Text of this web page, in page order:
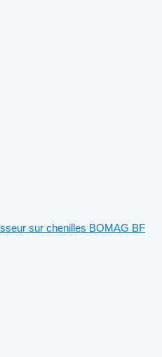
sur chenilles BOMAG BF